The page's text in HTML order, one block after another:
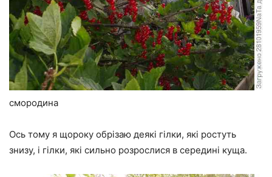
смородина
Ось тому я щороку обрізаю деякі гілки, які ростуть
знизу, і гілки, які сильно розрослися в середині куща.